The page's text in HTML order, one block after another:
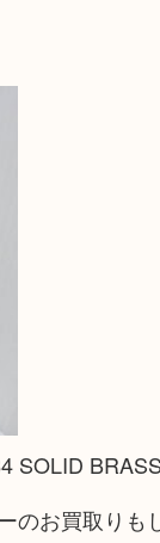
SOLID
のお買取り